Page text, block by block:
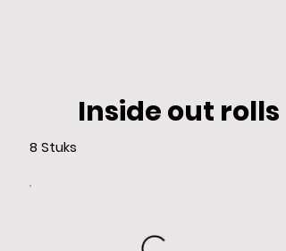
Inside out rolls
8 Stuks